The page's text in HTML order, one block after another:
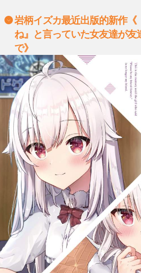
岩柄イズカ最近出版的新作《
ね』と言っていた女友達が友
で》